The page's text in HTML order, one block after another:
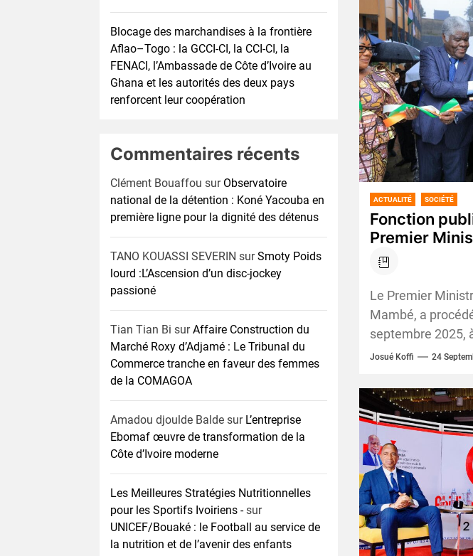
ACTUALITÉ SOCIÉTÉ
Fonction
Premier
Centre de
Amadou Gon
Le Premier
Mambé, a
septembre 2025,
Centre de
Josué Koffi 24
Blocage des marchandises à la frontière
Aflao–Togo : la GCCI-CI, la CCI-CI, la
FENACI, l’Ambassade de Côte d’Ivoire au
Ghana et les autorités des deux pays
renforcent leur coopération
Commentaires récents
Clément Bouaffou sur Observatoire
national de la détention : Koné Yacouba en
première ligne pour la dignité des détenus
TANO KOUASSI SEVERIN surSmoty Poids
lourd :L’Ascension d’un disc-jockey
passioné
Tian Tian Bi surAffaire Construction du
Marché Roxy d’Adjamé : Le Tribunal du
Commerce tranche en faveur des femmes
de la COMAGOA
Amadou djoulde Balde sur L’entreprise
Ebomaf œuvre de transformation de la
Côte d’Ivoire moderne
Les Meilleures Stratégies Nutritionnelles
pour les Sportifs Ivoiriens -sur
UNICEF/Bouaké : le Football au service de
la nutrition et de l’avenir des enfants